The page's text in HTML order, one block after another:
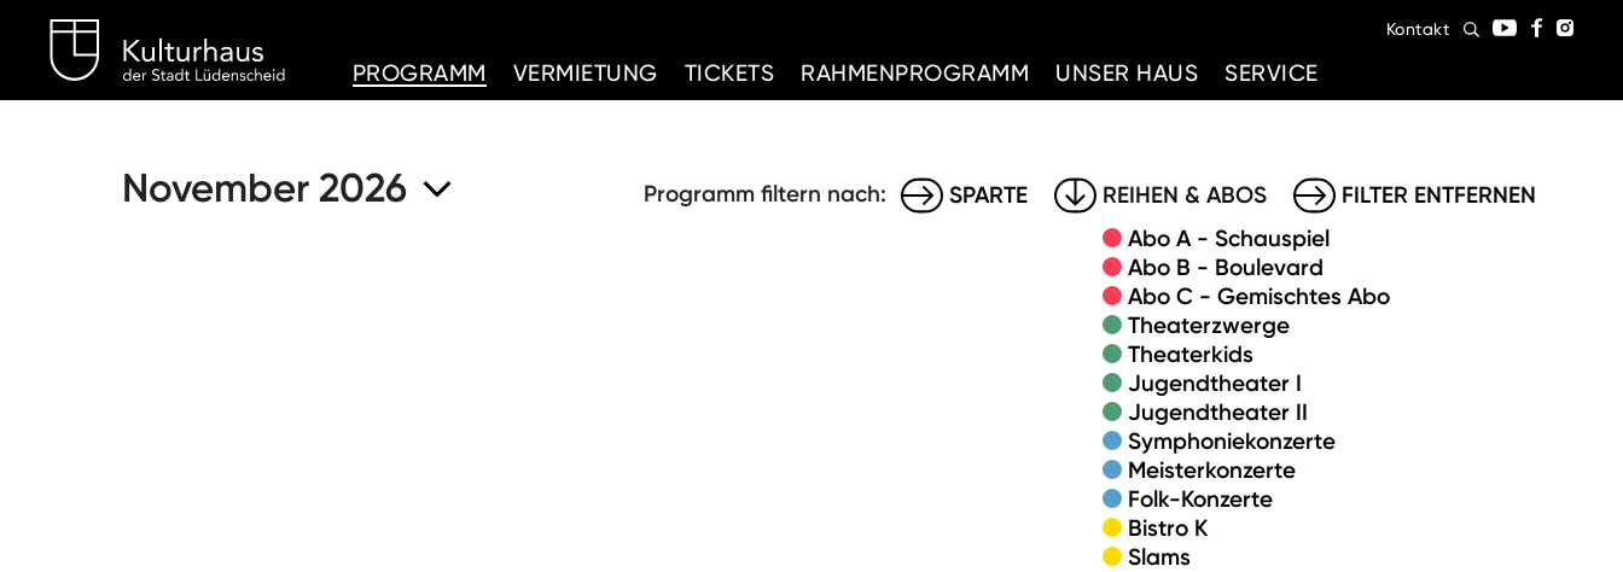
PROGRAMM
VERMIETUNG TICKETS RAHMENPROGRAMM UNSER HAUS SERVICE
Kontakt
November 2026 Programm filtern nach: SPARTE
REIHEN & ABOS
Abo A - Schauspiel
Abo B - Boulevard
Abo C - Gemischtes Abo
Theaterzwerge
Theaterkids
Jugendtheater I
Jugendtheater II
Symphoniekonzerte
Meisterkonzerte
Folk-Konzerte
Bistro K
Slams
FILTER ENTFERNEN